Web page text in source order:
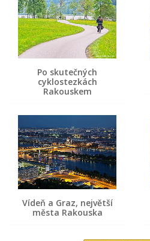
Po skutečných
cyklostezkách
Rakouskem
Vídeň a Graz, největší
města Rakouska